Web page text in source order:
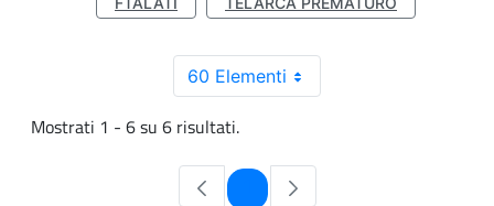
60 Elementi
Mostrati 1 - 6 su 6 risultati.
Pagina